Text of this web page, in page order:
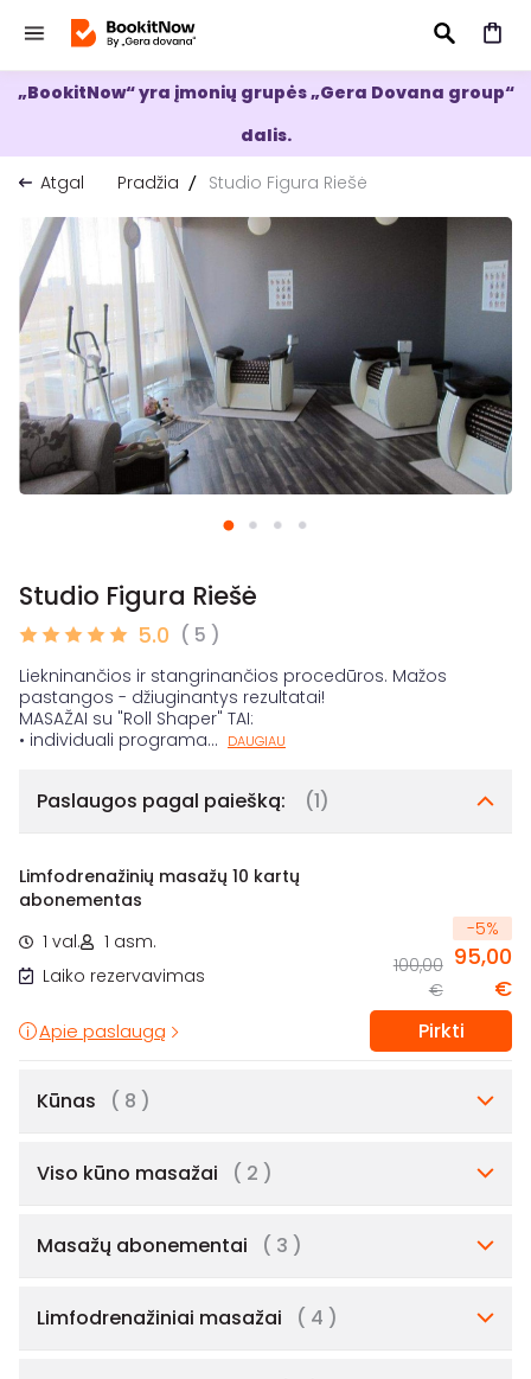
IEŠKOTI
„BookitNow“ yra įmonių grupės „Gera Dovana group“
dalis.
Atgal
Pradžia Studio Figura Riešė
Studio Figura Riešė
5.0 ( 5 )
Liekninančios ir stangrinančios procedūros. Mažos
pastangos - džiuginantys rezultatai!
MASAŽAI su "Roll Shaper" TAI:
• individuali programa... DAUGIAU
Paslaugos pagal paiešką: (1)
Limfodrenažinių masažų 10 kartų
abonementas
1 val.
1 asm.
Laiko rezervavimas
-5%
100,00
€
95,00
€
Apie paslaugą Pirkti
Kūnas ( 8 )
Viso kūno masažai ( 2 )
Masažų abonementai ( 3 )
Limfodrenažiniai masažai ( 4 )